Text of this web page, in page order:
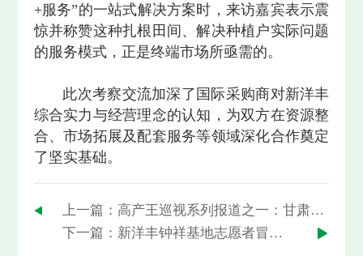
+服务”的一站式解决方案时，来访嘉宾表示震
惊并称赞这种扎根田间、解决种植户实际问题
的服务模式，正是终端市场所亟需的。
此次考察交流加深了国际采购商对新洋丰
综合实力与经营理念的认知，为双方在资源整
合、市场拓展及配套服务等领域深化合作奠定
了坚实基础。
上一篇：高产王巡视系列报道之一：甘肃成县蒜王诞生记
下一篇：新洋丰钟祥基地志愿者冒雨慰问胡集福利院